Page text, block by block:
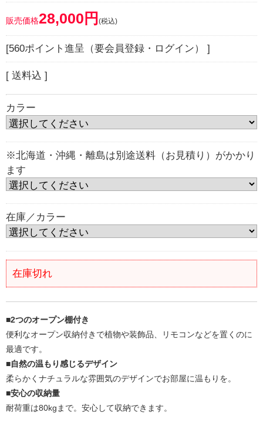
販売価格28,000円 (税込)
[560ポイント進呈（要会員登録・ログイン） ]
[ 送料込 ]
カラー
※北海道・沖縄・離島は別途送料（お見積り）がかかり
ます
在庫／カラー
在庫切れ
■2つのオープン棚付き
便利なオープン収納付きで植物や装飾品、リモコンなどを置くのに
最適です。
■自然の温もり感じるデザイン
柔らかくナチュラルな雰囲気のデザインでお部屋に温もりを。
■安心の収納量
耐荷重は80kgまで。安心して収納できます。